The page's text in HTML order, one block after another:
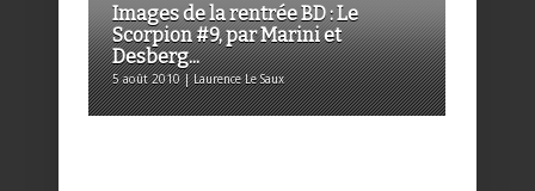
Images de la rentrée BD : Le
Scorpion #9, par Marini et
Desberg...
5 août 2010 | Laurence Le Saux